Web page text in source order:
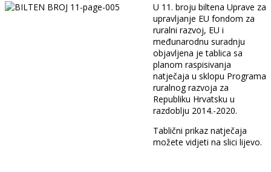
U 11. broju biltena Uprave za
upravljanje EU fondom za
ruralni razvoj, EU i
međunarodnu suradnju
objavljena je tablica sa
planom raspisivanja
natječaja u sklopu Programa
ruralnog razvoja za
Republiku Hrvatsku u
razdoblju 2014.-2020.
Tablični prikaz natječaja
možete vidjeti na slici lijevo.